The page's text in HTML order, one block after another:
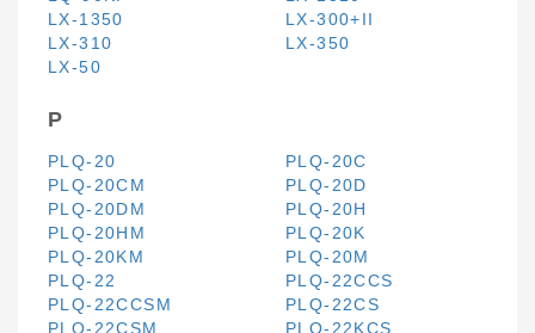
LX-1350
LX-300+II
LX-310
LX-350
LX-50
P
PLQ-20
PLQ-20C
PLQ-20CM
PLQ-20D
PLQ-20DM
PLQ-20H
PLQ-20HM
PLQ-20K
PLQ-20KM
PLQ-20M
PLQ-22
PLQ-22CCS
PLQ-22CCSM
PLQ-22CS
PLQ-22CSM
PLQ-22KCS